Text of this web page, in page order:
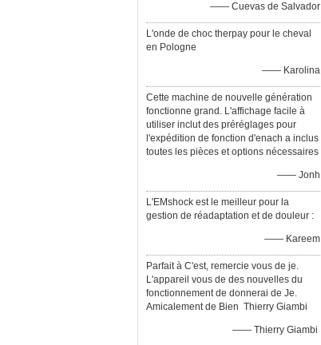
—— Cuevas de Salvador
L'onde de choc therpay pour le cheval
en Pologne
—— Karolina
Cette machine de nouvelle génération
fonctionne grand. L'affichage facile à
utiliser inclut des préréglages pour
l'expédition de fonction d'enach a inclus
toutes les pièces et options nécessaires
—— Jonh
L'EMshock est le meilleur pour la
gestion de réadaptation et de douleur :
—— Kareem
Parfait à C'est, remercie vous de je.
L'appareil vous de des nouvelles du
fonctionnement de donnerai de Je.
Amicalement de Bien Thierry Giambi
—— Thierry Giambi